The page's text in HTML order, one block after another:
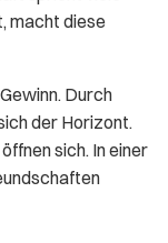
macht diese
Durch
der Horizont.
sich. In einer